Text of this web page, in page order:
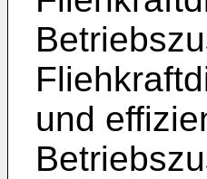
und